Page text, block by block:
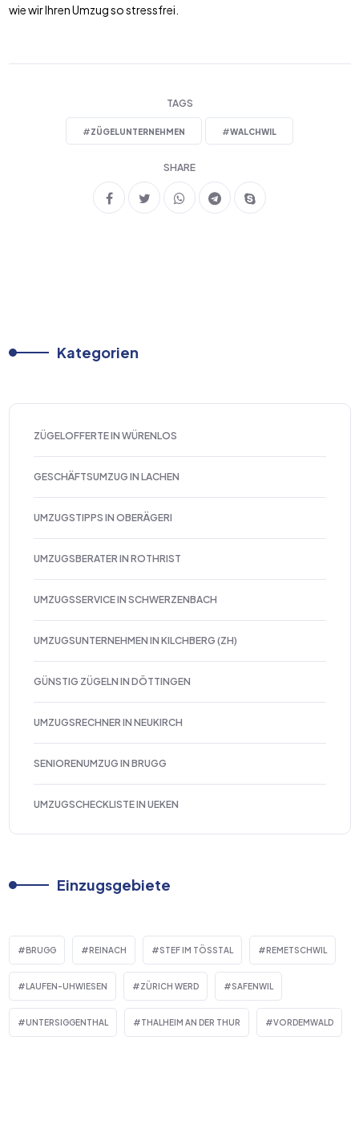
wie wir Ihren Umzug so stressfrei.
TAGS
#ZÜGELUNTERNEHMEN #WALCHWIL
SHARE
Kategorien
ZÜGELOFFERTE IN WÜRENLOS
GESCHÄFTSUMZUG IN LACHEN
UMZUGSTIPPS IN OBERÄGERI
UMZUGSBERATER IN ROTHRIST
UMZUGSSERVICE IN SCHWERZENBACH
UMZUGSUNTERNEHMEN IN KILCHBERG (ZH)
GÜNSTIG ZÜGELN IN DÖTTINGEN
UMZUGSRECHNER IN NEUKIRCH
SENIORENUMZUG IN BRUGG
UMZUGSCHECKLISTE IN UEKEN
Einzugsgebiete
BRUGG REINACH STEF IM TÖSSTAL REMETSCHWIL
LAUFEN-UHWIESEN ZÜRICH WERD SAFENWIL
UNTERSIGGENTHAL THALHEIM AN DER THUR VORDEMWALD